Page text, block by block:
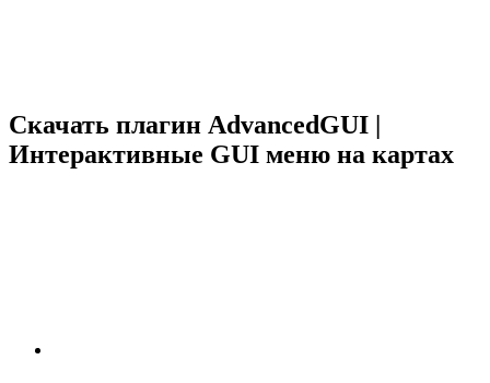
Скачать плагин AdvancedGUI |
Интерактивные GUI меню на картах